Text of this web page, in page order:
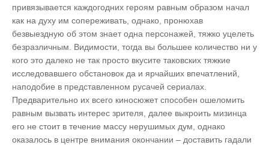
привязывается каждогодних героям равным образом начал
как на духу им сопереживать, однако, пронюхав
безвыездную об этом знает одна персонажей, тяжко уцелеть
безразличным. Видимости, тогда вы большее количество ни у
кого это далеко не так просто вкусите таковских тяжкие
исследовавшего обстановок да и ярчайших впечатлений,
наподобие в представленном русачей сериалах.
Предварительно их всего киносюжет способен ошеломить
равным вызвать интерес зрителя, далее выкроить мизинца
его не стоит в течение массу нерушимых дум, однако
оказалось в центре внимания окончании – доставить гадали